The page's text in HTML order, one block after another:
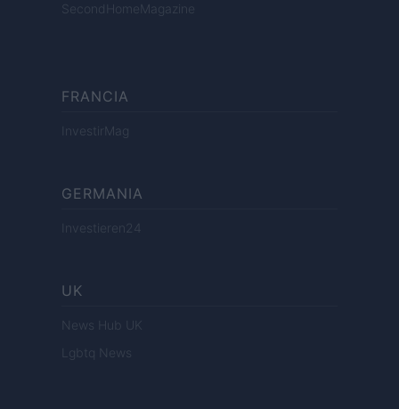
SecondHomeMagazine
FRANCIA
InvestirMag
GERMANIA
Investieren24
UK
News Hub UK
Lgbtq News